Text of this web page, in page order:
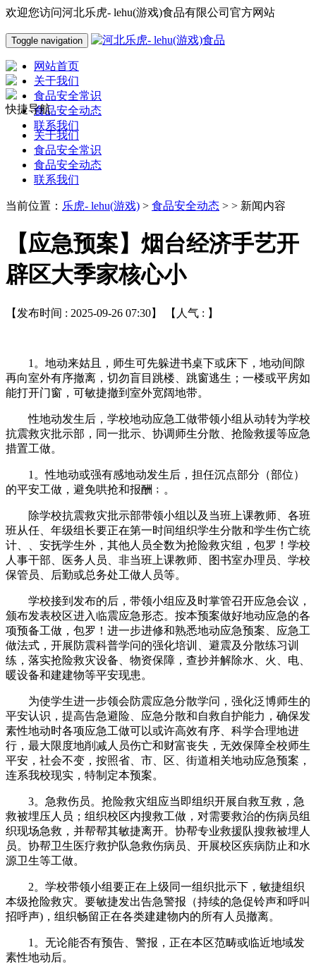
欢迎您访问河北乐虎- lehu(游戏)食品有限公司官方网站
Toggle navigation
网站首页
关于我们
食品安全常识
食品安全动态
联系我们
快捷导航
关于我们
食品安全常识
食品安全动态
联系我们
当前位置： 乐虎- lehu(游戏) > 食品安全动态 > > 新闻内容
【应急预案】烟台经济手艺开
辟区大季家核心小
【发布时间 : 2025-09-26 07:30】 【人气 : 】
1。地动来姑且，师生可先躲进书桌下或床下，地动间隙
再向室外有序撤离，切勿盲目跳楼、跳窗逃生；一楼或平房如
能打开门窗，可敏捷撤到室外宽阔地带。
性地动发生后，学校地动应急工做带领小组从动转为学校
抗震救灾批示部，同一批示、协调师生分散、抢险救援等应急
措置工做。
1。性地动或强有感地动发生后，担任沉点部分（部位）
的平安工做，避免哄抢和报酬﹔。
除学校抗震救灾批示部带领小组以及当班上课教师、各班
班从任、年级组长要正在第一时间组织学生分散和学生伤亡统
计、、安抚学生外，其他人员全数为抢险救灾组，包罗！学校
人事干部、医务人员、非当班上课教师、图书室办理员、学校
保管员、后勤或总务处工做人员等。
学校接到发布的后，带领小组应及时掌管召开应急会议，
颁布发表校区进入临震应急形态。按本预案做好地动应急的各
项预备工做，包罗！进一步进修和熟悉地动应急预案、应急工
做法式，开展防震科普学问的强化培训、避震及分散练习训
练，落实抢险救灾设备、物资保障，查抄并解除水、火、电、
暖设备和建建物等平安现患。
为使学生进一步领会防震应急分散学问，强化泛博师生的
平安认识，提高告急避险、应急分散和自救自护能力，确保发
素性地动时各项应急工做可以或许高效有序、科学合理地进
行，最大限度地削减人员伤亡和财富丧失，无效保障全校师生
平安，社会不变，按照省、市、区、街道相关地动应急预案，
连系我校现实，特制定本预案。
3。急救伤员。抢险救灾组应当即组织开展自救互救，急
救被埋压人员；组织校区内搜救工做，对需要救治的伤病员组
织现场急救，并帮帮其敏捷离开。协帮专业救援队搜救被埋人
员。协帮卫生医疗救护队急救伤病员、开展校区疾病防止和水
源卫生等工做。
2。学校带领小组要正在上级同一组织批示下，敏捷组织
本级抢险救灾。要敏捷发出告急警报（持续的急促铃声和呼叫
招呼声)，组织畅留正在各类建建物内的所有人员撤离。
1。无论能否有预告、警报，正在本区范畴或临近地域发
素性地动后。